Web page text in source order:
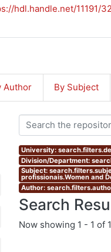
hdl.handle.net/11191/
Author By Subject
University:
Division/Department:
Subject:
profissionais.Women and
Author:
Search
Now showing 1 - 1 of 1